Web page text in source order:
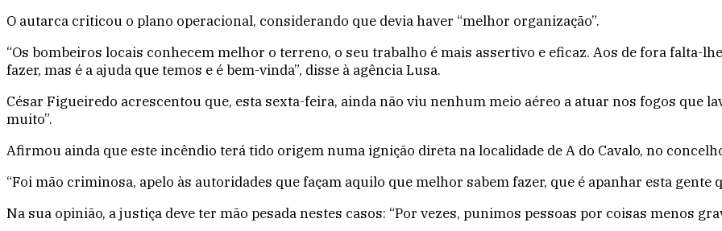
O autarca criticou o plano operacional, considerando que devia haver “melhor organização”.
“Os bombeiros locais conhecem melhor o terreno, o seu trabalho é mais assertivo e eficaz. Aos de fora falta-
fazer, mas é a ajuda que temos e é bem-vinda”, disse à agência Lusa.
César Figueiredo acrescentou que, esta sexta-feira, ainda não viu nenhum meio aéreo a atuar nos fogos que
muito”.
Afirmou ainda que este incêndio terá tido origem numa ignição direta na localidade de A do Cavalo, no
“Foi mão criminosa, apelo às autoridades que façam aquilo que melhor sabem fazer, que é apanhar esta
Na sua opinião, a justiça deve ter mão pesada nestes casos: “Por vezes, punimos pessoas por coisas menos